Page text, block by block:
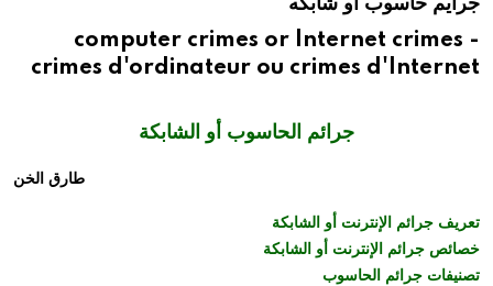
جرايم حاسوب او شابكه
computer crimes or Internet crimes -
crimes d'ordinateur ou crimes d'Internet
جرائم الحاسوب أو الشابكة
طارق الخن
تعريف جرائم الإنترنت أو الشابكة
خصائص جرائم الإنترنت أو الشابكة
تصنيفات جرائم الحاسوب